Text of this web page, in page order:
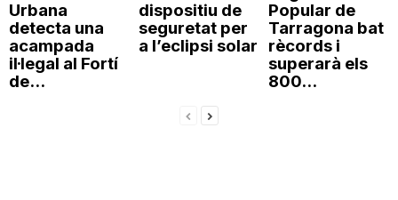
Urbana
detecta una
acampada
il·legal al Fortí
de...
dispositiu de
seguretat per
a l’eclipsi solar
Popular de
Tarragona bat
rècords i
superarà els
800...